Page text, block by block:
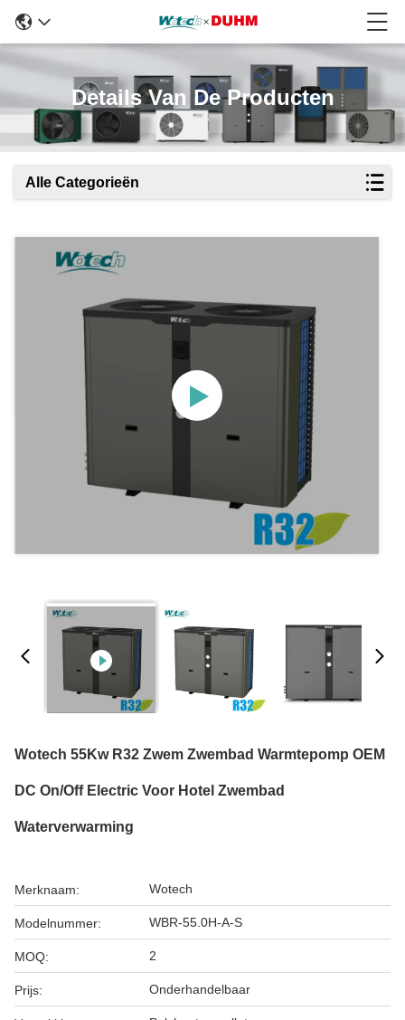
Details Van De Producten
Alle Categorieën
Wotech 55Kw R32 Zwem Zwembad Warmtepomp OEM
DC On/Off Electric Voor Hotel Zwembad
Waterverwarming
Merknaam: Wotech
Modelnummer: WBR-55.0H-A-S
MOQ: 2
Prijs: Onderhandelbaar